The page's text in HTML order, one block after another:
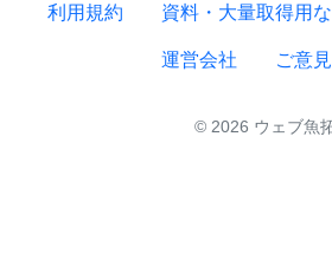
利用規約 資料・大量取得用
運営会社 ご意
© 2026 ウェブ魚